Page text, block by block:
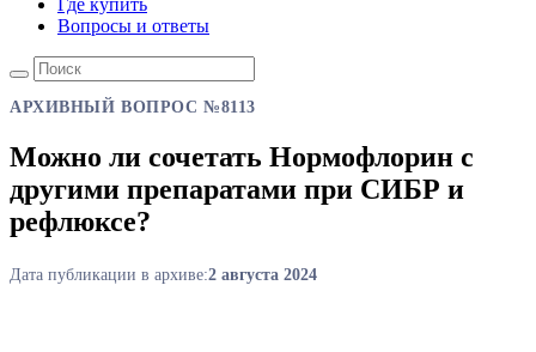
Где купить
Вопросы и ответы
АРХИВНЫЙ ВОПРОС №8113
Можно ли сочетать Нормофлорин с
другими препаратами при СИБР и
рефлюксе?
Дата публикации в архиве:2 августа 2024